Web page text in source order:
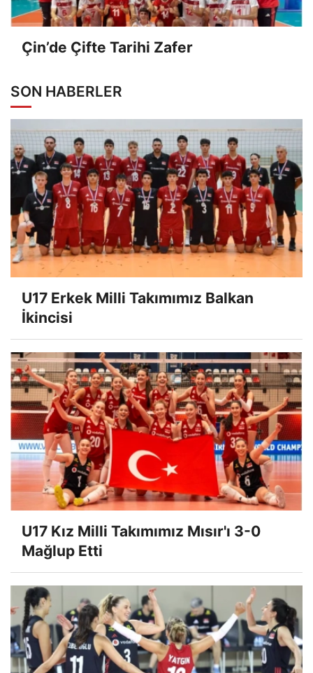
Çin’de Çifte Tarihi Zafer
SON HABERLER
U17 Erkek Milli Takımımız Balkan
İkincisi
U17 Kız Milli Takımımız Mısır'ı 3-0
Mağlup Etti